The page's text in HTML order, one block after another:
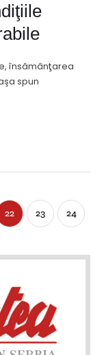
însămânţarea
spun
22 23 24